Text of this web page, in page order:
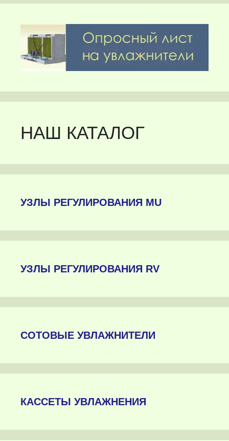
НАШ КАТАЛОГ
УЗЛЫ РЕГУЛИРОВАНИЯ MU
УЗЛЫ РЕГУЛИРОВАНИЯ RV
СОТОВЫЕ УВЛАЖНИТЕЛИ
КАССЕТЫ УВЛАЖНЕНИЯ